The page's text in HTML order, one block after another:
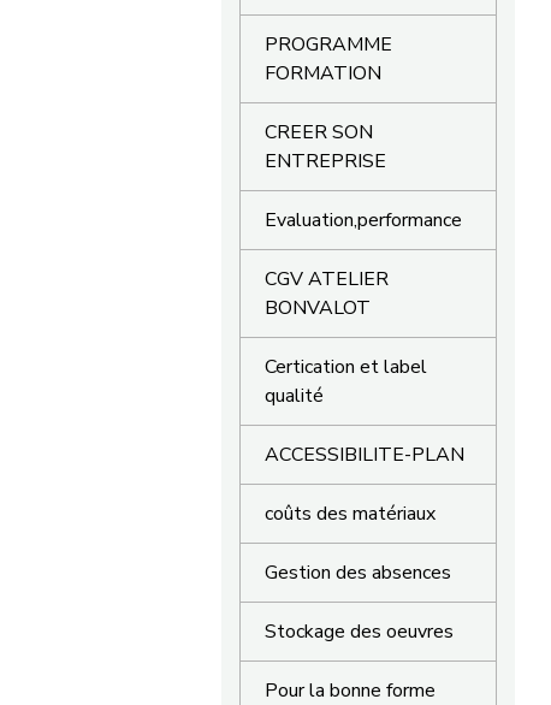
PROGRAMME
FORMATION
CREER SON
ENTREPRISE
Evaluation,performance
CGV ATELIER
BONVALOT
Certication et label
qualité
ACCESSIBILITE-PLAN
coûts des matériaux
Gestion des absences
Stockage des oeuvres
Pour la bonne forme